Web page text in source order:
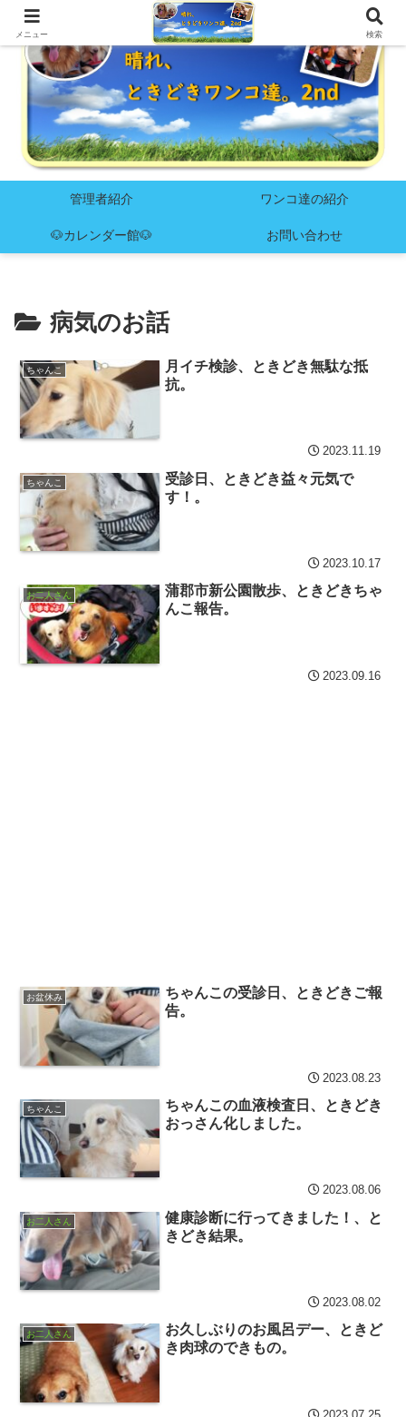
管理者紹介 ワンコ達の紹介
🐶カレンダー館🐶 お問い合わせ
病気のお話
ちゃんこ
月イチ検診、ときどき無駄な抵
抗。
2023.11.19
ちゃんこ
受診日、ときどき益々元気で
す！。
2023.10.17
お二人さん
蒲郡市新公園散歩、ときどきちゃ
んこ報告。
2023.09.16
お盆休み
ちゃんこの受診日、ときどきご報
告。
2023.08.23
ちゃんこ
ちゃんこの血液検査日、ときどき
おっさん化しました。
2023.08.06
お二人さん
健康診断に行ってきました！、と
きどき結果。
2023.08.02
お二人さん
お久しぶりのお風呂デー、ときど
き肉球のできもの。
メニュー 検索